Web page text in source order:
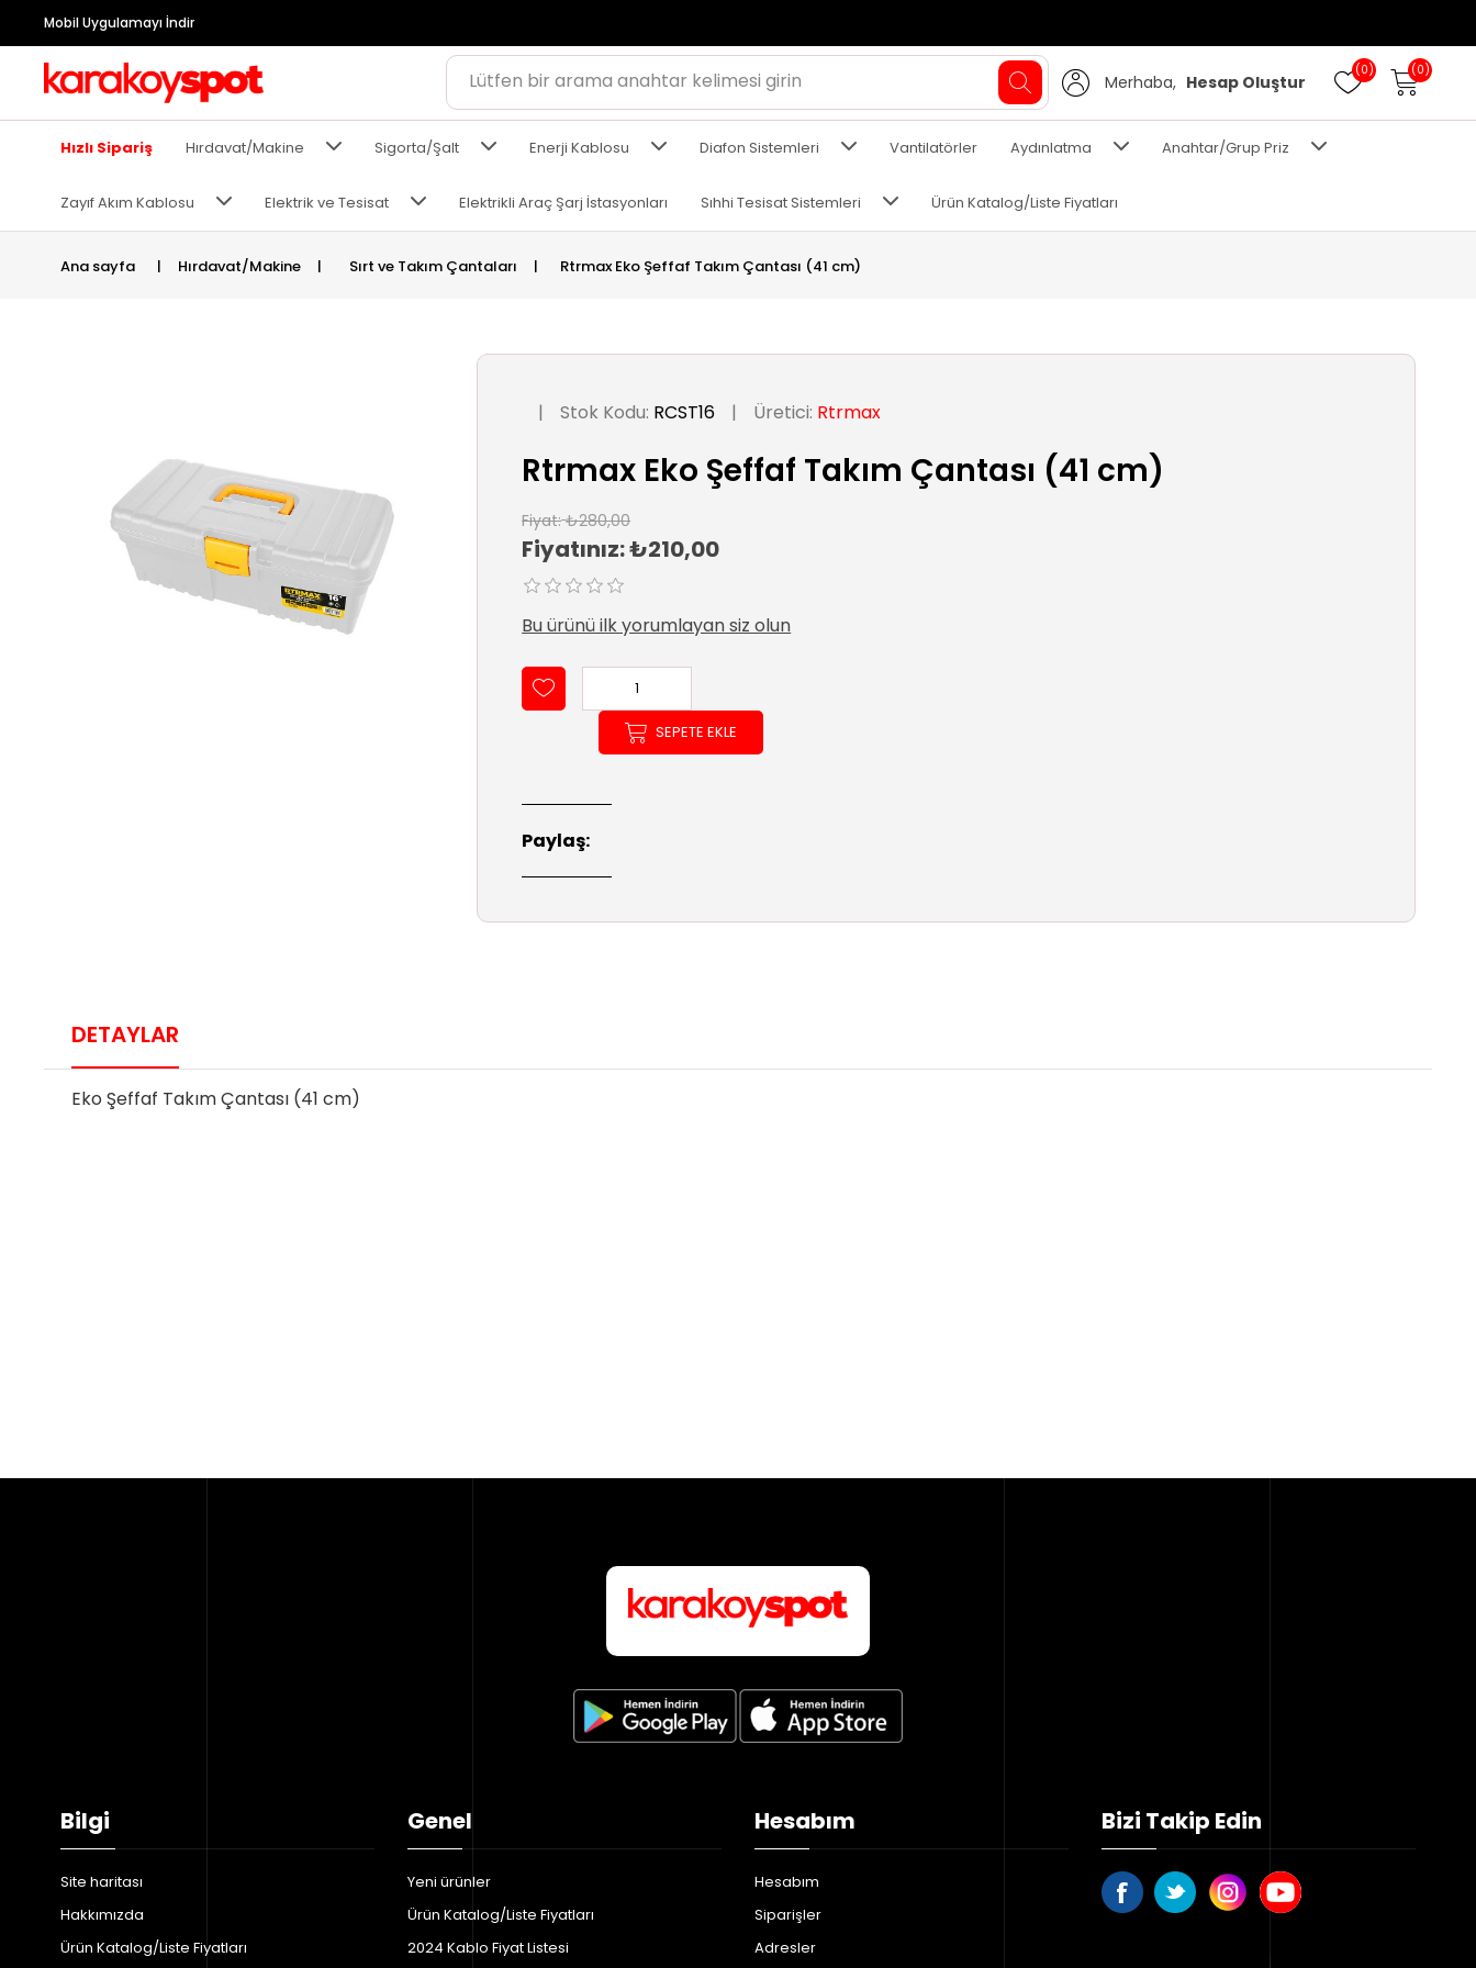
Mobil Uygulamayı İndir
Merhaba, Hesap Oluştur
(0) (0)
Hızlı Sipariş Hırdavat/Makine Sigorta/Şalt Enerji Kablosu Diafon Sistemleri Vantilatörler Aydınlatma Anahtar/Grup Priz
Zayıf Akım Kablosu Elektrik ve Tesisat Elektrikli Araç Şarj İstasyonları Sıhhi Tesisat Sistemleri Ürün Katalog/Liste Fiyatları
Ana sayfa | Hırdavat/Makine | Sırt ve Takım Çantaları | Rtrmax Eko Şeffaf Takım Çantası (41 cm)
| Stok Kodu: RCST16 | Üretici: Rtrmax
Rtrmax Eko Şeffaf Takım Çantası (41 cm)
Fiyat: ₺280,00
Fiyatınız:₺210,00
Bu ürünü ilk yorumlayan siz olun
SEPETE EKLE
Paylaş:
DETAYLAR
Eko Şeffaf Takım Çantası (41 cm)
Bilgi
Site haritası
Hakkımızda
Ürün Katalog/Liste Fiyatları
Genel
Yeni ürünler
Ürün Katalog/Liste Fiyatları
2024 Kablo Fiyat Listesi
Hesabım
Hesabım
Siparişler
Adresler
Bizi Takip Edin